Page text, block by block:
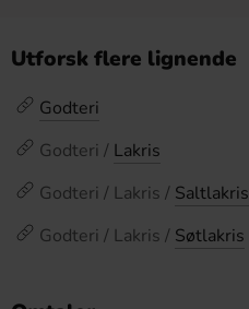
Utforsk flere lignende
Godteri
Godteri / Lakris
Godteri / Lakris / Saltlakris
Godteri / Lakris / Søtlakris